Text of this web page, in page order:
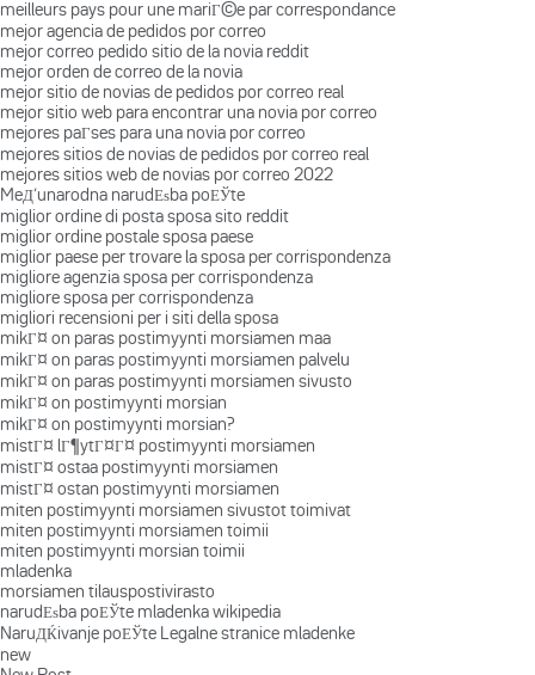
meilleurs pays pour une mariГ©e par correspondance
mejor agencia de pedidos por correo
mejor correo pedido sitio de la novia reddit
mejor orden de correo de la novia
mejor sitio de novias de pedidos por correo real
mejor sitio web para encontrar una novia por correo
mejores paГ­ses para una novia por correo
mejores sitios de novias de pedidos por correo real
mejores sitios web de novias por correo 2022
MeД‘unarodna narudЕѕba poЕЎte
miglior ordine di posta sposa sito reddit
miglior ordine postale sposa paese
miglior paese per trovare la sposa per corrispondenza
migliore agenzia sposa per corrispondenza
migliore sposa per corrispondenza
migliori recensioni per i siti della sposa
mikГ¤ on paras postimyynti morsiamen maa
mikГ¤ on paras postimyynti morsiamen palvelu
mikГ¤ on paras postimyynti morsiamen sivusto
mikГ¤ on postimyynti morsian
mikГ¤ on postimyynti morsian?
mistГ¤ lГ¶ytГ¤Г¤ postimyynti morsiamen
mistГ¤ ostaa postimyynti morsiamen
mistГ¤ ostan postimyynti morsiamen
miten postimyynti morsiamen sivustot toimivat
miten postimyynti morsiamen toimii
miten postimyynti morsian toimii
mladenka
morsiamen tilauspostivirasto
narudЕѕba poЕЎte mladenka wikipedia
NaruДЌivanje poЕЎte Legalne stranice mladenke
new